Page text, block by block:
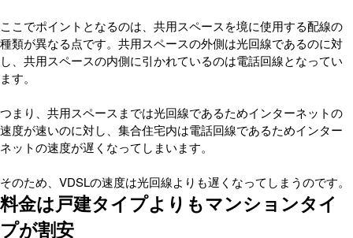
ここでポイントとなるのは、共用スペースを境に使用する配線の
種類が異なる点です。共用スペースの外側は光回線であるのに対
し、共用スペースの内側に引かれているのは電話回線となってい
ます。
つまり、共用スペースまでは光回線であるためインターネットの
速度が速いのに対し、集合住宅内は電話回線であるためインター
ネットの速度が遅くなってしまいます。
そのため、VDSLの速度は光回線よりも遅くなってしまうのです。
料金は戸建タイプよりもマンションタイ
プが割安